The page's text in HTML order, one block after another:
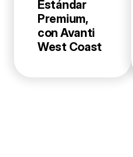
Estándar
Premium,
con Avanti
West Coast